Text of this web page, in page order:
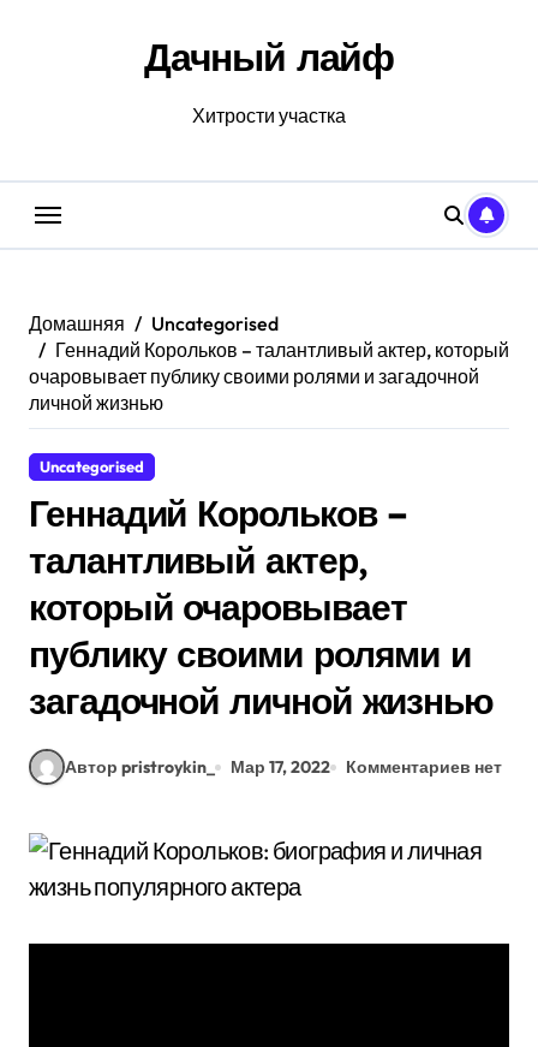
Дачный лайф
Хитрости участка
Домашняя
Uncategorised
Геннадий Корольков – талантливый актер, который
очаровывает публику своими ролями и загадочной
личной жизнью
Uncategorised
Геннадий Корольков –
талантливый актер,
который очаровывает
публику своими ролями и
загадочной личной жизнью
Автор pristroykin_ Мар 17, 2022 Комментариев нет